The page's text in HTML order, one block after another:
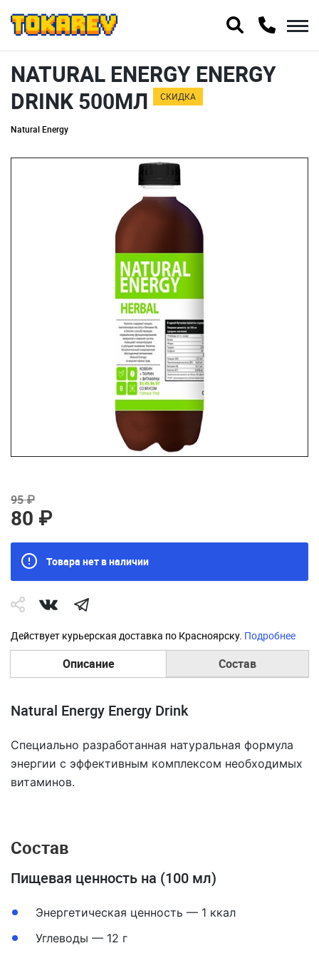
NATURAL ENERGY ENERGY
DRINK 500МЛ
СКИДКА
Natural Energy
95 ₽
80 ₽
Товара нет в наличии
Действует курьерская доставка по Красноярску. Подробнее
Описание Состав
Natural Energy Energy Drink
Специально разработанная натуральная формула
энергии с эффективным комплексом необходимых
витаминов.
Состав
Пищевая ценность на (100 мл)
Энергетическая ценность — 1 ккал
Углеводы — 12 г